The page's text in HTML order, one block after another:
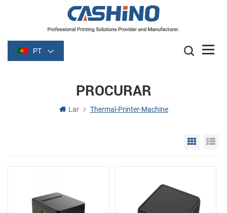
PT
PROCURAR
Lar Thermal-Printer-Machine
Grid